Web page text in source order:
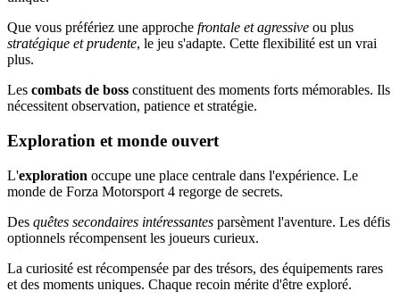
Que vous préfériez une approche frontale et agressive ou plus
stratégique et prudente, le jeu s'adapte. Cette flexibilité est un vrai
plus.
Les combats de boss constituent des moments forts mémorables. Ils
nécessitent observation, patience et stratégie.
Exploration et monde ouvert
L'exploration occupe une place centrale dans l'expérience. Le
monde de Forza Motorsport 4 regorge de secrets.
Des quêtes secondaires intéressantes parsèment l'aventure. Les défis
optionnels récompensent les joueurs curieux.
La curiosité est récompensée par des trésors, des équipements rares
et des moments uniques. Chaque recoin mérite d'être exploré.